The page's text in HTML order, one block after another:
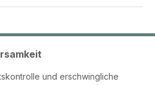
und erschwingliche